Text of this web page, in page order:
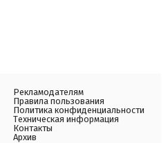
Рекламодателям
Правила пользования
Политика конфиденциальности
Техническая информация
Контакты
Архив